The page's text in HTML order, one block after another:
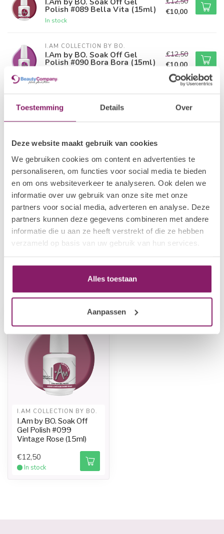
Toestemming Details Over
Deze website maakt gebruik van cookies
We gebruiken cookies om content en advertenties te
personaliseren, om functies voor social media te bieden
en om ons websiteverkeer te analyseren. Ook delen we
informatie over uw gebruik van onze site met onze
partners voor social media, adverteren en analyse. Deze
partners kunnen deze gegevens combineren met andere
informatie die u aan ze heeft verstrekt of die ze hebben
verzameld op basis van uw gebruik van hun services.
Alles toestaan
Aanpassen
Polish #089 Bella Vita (15ml)
In stock
€10,00
I.AM COLLECTION BY BO.
I.Am by BO. Soak Off Gel
Polish #090 Bora Bora (15ml)
€12,50
€10,00
I.Am by BO. Soak Off Gel
Polish #091 Disco Diva (15ml)
€12,50
I.Am by BO. Soak Off Gel
Polish #092 Vivid Orchid
(15ml)
In stock
€12,50
€10,00
I.AM COLLECTION BY BO.
I.Am by BO. Soak Off Gel
Polish #093 Pixie Gleam
(15ml)
In stock
€12,50
€10,00
Recently viewed
I.AM COLLECTION BY BO.
I.Am by BO. Soak Off
Gel Polish #099
Vintage Rose (15ml)
€12,50
In stock